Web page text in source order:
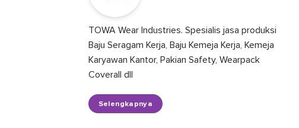
TOWA Wear Industries. Spesialis jasa produksi
Baju Seragam Kerja, Baju Kemeja Kerja, Kemeja
Karyawan Kantor, Pakian Safety, Wearpack
Coverall dll
Selengkapnya